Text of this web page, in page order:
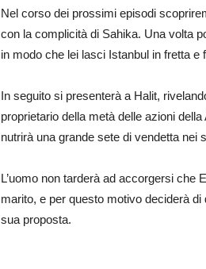
Nel corso dei prossimi episodi
con la complicità di Sahika. Una volta
in modo che lei lasci Istanbul in fretta e
In seguito si presenterà a Halit,
proprietario della metà delle azioni
nutrirà una grande sete di vendetta nei
L’uomo non tarderà ad accorgersi che
marito, e per questo motivo deciderà
sua proposta.